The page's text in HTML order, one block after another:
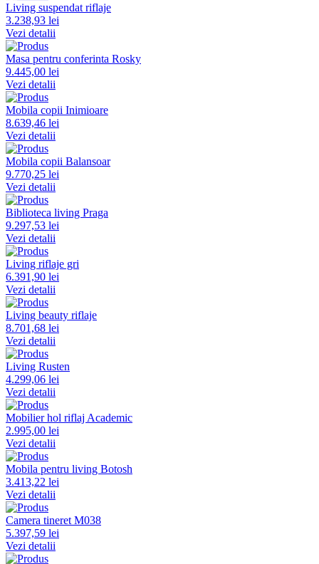
Living suspendat riflaje
3.238,93 lei
Vezi detalii
Masa pentru conferinta Rosky
9.445,00 lei
Vezi detalii
Mobila copii Inimioare
8.639,46 lei
Vezi detalii
Mobila copii Balansoar
9.770,25 lei
Vezi detalii
Biblioteca living Praga
9.297,53 lei
Vezi detalii
Living riflaje gri
6.391,90 lei
Vezi detalii
Living beauty riflaje
8.701,68 lei
Vezi detalii
Living Rusten
4.299,06 lei
Vezi detalii
Mobilier hol riflaj Academic
2.995,00 lei
Vezi detalii
Mobila pentru living Botosh
3.413,22 lei
Vezi detalii
Camera tineret M038
5.397,59 lei
Vezi detalii